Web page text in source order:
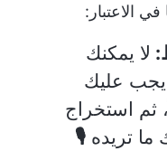
الاعتبار:
لا يمكنك
عليك
ثم استخراج
ما تريده 🎙️